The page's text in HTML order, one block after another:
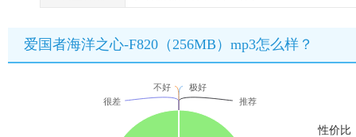
爱国者海洋之心-F820（256MB）mp3怎么样？
极好
推荐
不好
很差
性价比